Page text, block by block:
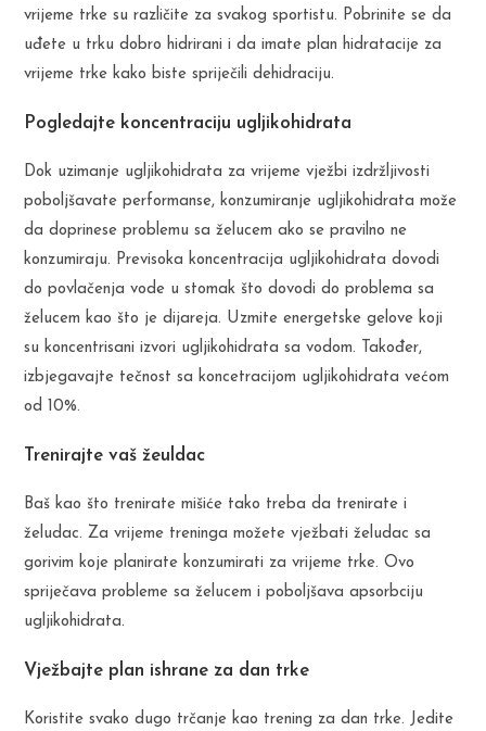
vrijeme trke su različite za svakog sportistu. Pobrinite se da
uđete u trku dobro hidrirani i da imate plan hidratacije za
vrijeme trke kako biste spriječili dehidraciju.
Pogledajte koncentraciju ugljikohidrata
Dok uzimanje ugljikohidrata za vrijeme vježbi izdržljivosti
poboljšavate performanse, konzumiranje ugljikohidrata može
da doprinese problemu sa želucem ako se pravilno ne
konzumiraju. Previsoka koncentracija ugljikohidrata dovodi
do povlačenja vode u stomak što dovodi do problema sa
želucem kao što je dijareja. Uzmite energetske gelove koji
su koncentrisani izvori ugljikohidrata sa vodom. Također,
izbjegavajte tečnost sa koncetracijom ugljikohidrata većom
od 10%.
Trenirajte vaš žeuldac
Baš kao što trenirate mišiće tako treba da trenirate i
želudac. Za vrijeme treninga možete vježbati želudac sa
gorivim koje planirate konzumirati za vrijeme trke. Ovo
spriječava probleme sa želucem i poboljšava apsorbciju
ugljikohidrata.
Vježbajte plan ishrane za dan trke
Koristite svako dugo trčanje kao trening za dan trke. Jedite